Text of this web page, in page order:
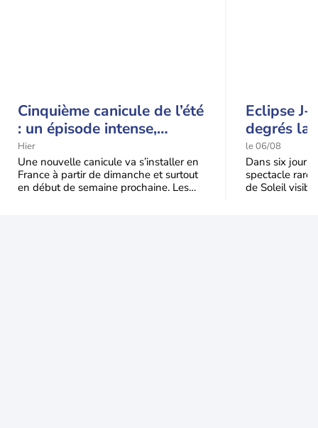
Cinquième canicule de l’été
: un épisode intense,
durable et étendu la
semaine prochaine
Hier
Une nouvelle canicule va s’installer en
France à partir de dimanche et surtout
en début de semaine prochaine. Les
Eclipse J-
degrés la
t-elle
l'éclipse
le 06/08
Dans six
spectacle rare
de Soleil